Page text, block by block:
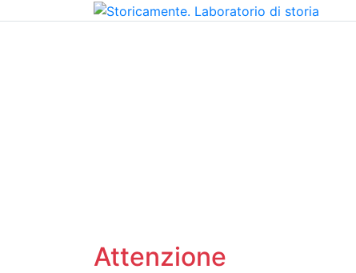
Attenzione